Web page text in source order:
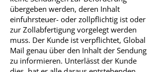
übergeben werden, deren Inhalt
einfuhrsteuer- oder zollpflichtig ist oder
zur Zollabfertigung vorgelegt werden
muss. Der Kunde ist verpflichtet, Global
Mail genau über den Inhalt der Sendung
zu informieren. Unterlässt der Kunde